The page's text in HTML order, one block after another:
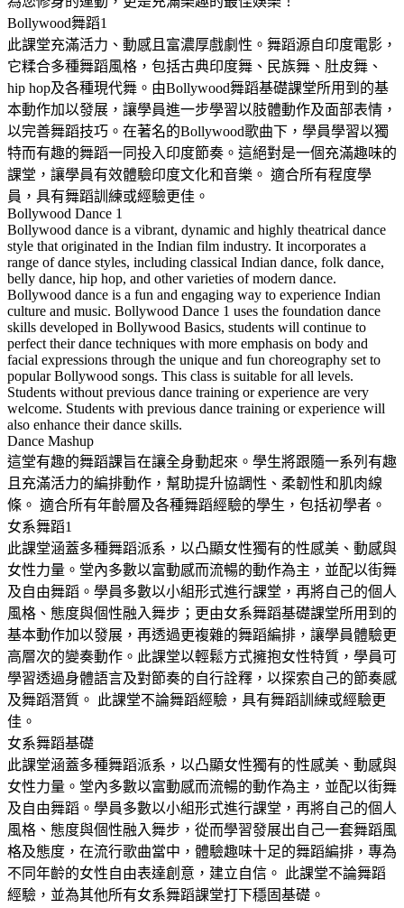
Bollywood舞蹈1
此課堂充滿活力、動感且富濃厚戲劇性。舞蹈源自印度電影，
它糅合多種舞蹈風格，包括古典印度舞、民族舞、肚皮舞、
hip hop及各種現代舞。由Bollywood舞蹈基礎課堂所用到的基
本動作加以發展，讓學員進一步學習以肢體動作及面部表情，
以完善舞蹈技巧。在著名的Bollywood歌曲下，學員學習以獨
特而有趣的舞蹈一同投入印度節奏。這絕對是一個充滿趣味的
課堂，讓學員有效體驗印度文化和音樂。 適合所有程度學
員，具有舞蹈訓練或經驗更佳。
Bollywood Dance 1
Bollywood dance is a vibrant, dynamic and highly theatrical dance
style that originated in the Indian film industry. It incorporates a
range of dance styles, including classical Indian dance, folk dance,
belly dance, hip hop, and other varieties of modern dance.
Bollywood dance is a fun and engaging way to experience Indian
culture and music. Bollywood Dance 1 uses the foundation dance
skills developed in Bollywood Basics, students will continue to
perfect their dance techniques with more emphasis on body and
facial expressions through the unique and fun choreography set to
popular Bollywood songs. This class is suitable for all levels.
Students without previous dance training or experience are very
welcome. Students with previous dance training or experience will
also enhance their dance skills.
Dance Mashup
這堂有趣的舞蹈課旨在讓全身動起來。學生將跟隨一系列有趣
且充滿活力的編排動作，幫助提升協調性、柔韌性和肌肉線
條。 適合所有年齡層及各種舞蹈經驗的學生，包括初學者。
女系舞蹈1
此課堂涵蓋多種舞蹈派系，以凸顯女性獨有的性感美、動感與
女性力量。堂內多數以富動感而流暢的動作為主，並配以街舞
及自由舞蹈。學員多數以小組形式進行課堂，再將自己的個人
風格、態度與個性融入舞步；更由女系舞蹈基礎課堂所用到的
基本動作加以發展，再透過更複雜的舞蹈編排，讓學員體驗更
高層次的變奏動作。此課堂以輕鬆方式擁抱女性特質，學員可
學習透過身體語言及對節奏的自行詮釋，以探索自己的節奏感
及舞蹈潛質。 此課堂不論舞蹈經驗，具有舞蹈訓練或經驗更
佳。
女系舞蹈基礎
此課堂涵蓋多種舞蹈派系，以凸顯女性獨有的性感美、動感與
女性力量。堂內多數以富動感而流暢的動作為主，並配以街舞
及自由舞蹈。學員多數以小組形式進行課堂，再將自己的個人
風格、態度與個性融入舞步，從而學習發展出自己一套舞蹈風
格及態度，在流行歌曲當中，體驗趣味十足的舞蹈編排，專為
不同年齡的女性自由表達創意，建立自信。 此課堂不論舞蹈
經驗，並為其他所有女系舞蹈課堂打下穩固基礎。